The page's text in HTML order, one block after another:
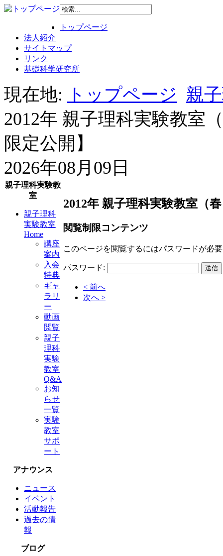
トップページ
法人紹介
サイトマップ
リンク
基礎科学研究所
現在地: トップページ 親
2012年 親子理科実験教室
限定公開】
2026年08月09日
親子理科実験教
室
親子理科
実験教室
Home
講座
案内
入会
特典
ギャ
ラリ
ー
動画
閲覧
親子
理科
実験
教室
Q&A
お知
らせ
一覧
実験
教室
サポ
ート
アナウンス
ニュース
イベント
活動報告
過去の情
報
ブログ
2012年 親子理科実験教室（
閲覧制限コンテンツ
このページを閲覧するにはパスワードが必
パスワード:
< 前へ
次へ >